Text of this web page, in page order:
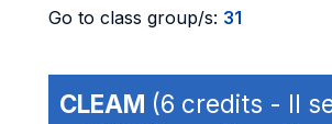
Go to class group/s: 31
CLEAM (6 credits - II